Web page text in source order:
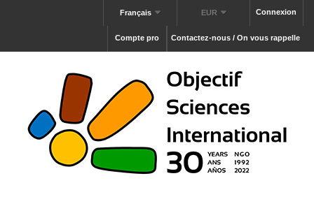
Connexion
EUR
Français
Contactez-nous / On vous rappelle
Compte pro